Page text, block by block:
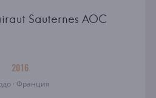
Sauternes AOC
2016
· Франция